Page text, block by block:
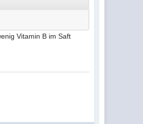
Vitamin B im Saft